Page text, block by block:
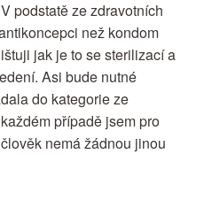
podstatě ze zdravotních
než kondom
jak je to se sterilizací a
Asi bude nutné
do kategorie ze
případě jsem pro
nemá žádnou jinou